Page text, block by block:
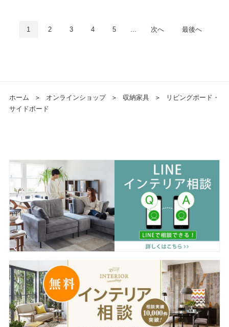
1 2 3 4 5 次へ 最後へ
ホーム ＞ オンラインショップ ＞ 収納家具 ＞
リビングボード・
サイドボード